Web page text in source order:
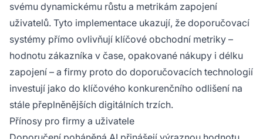
svému dynamickému růstu a metrikám zapojení
uživatelů. Tyto implementace ukazují, že doporučovací
systémy přímo ovlivňují klíčové obchodní metriky –
hodnotu zákazníka v čase, opakované nákupy i délku
zapojení – a firmy proto do doporučovacích technologií
investují jako do klíčového konkurenčního odlišení na
stále přeplněnějších digitálních trzích.
Přínosy pro firmy a uživatele